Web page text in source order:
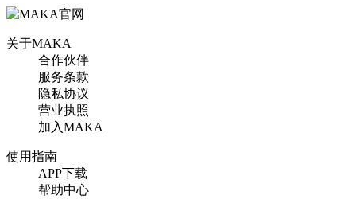
关于MAKA
合作伙伴
服务条款
隐私协议
营业执照
加入MAKA
使用指南
APP下载
帮助中心